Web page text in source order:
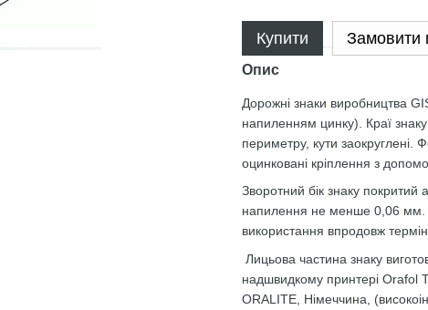
Купити Замовити
Опис
Дорожні знаки виробництва
напиленням цинку). Краї
периметру, кути заокруглені.
оцинковані кріплення з
Зворотний бік знаку
напилення не менше 0,06 мм.
використання впродовж
Лицьова частина знаку
надшвидкому принтері Orafol
ORALITE, Німеччина,